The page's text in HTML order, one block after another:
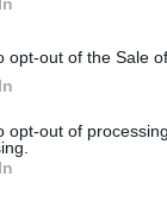
opt-out of the Sale
opt-out of
μας